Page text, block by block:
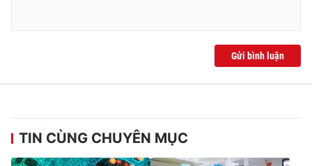
Gửi bình luận
TIN CÙNG CHUYÊN MỤC